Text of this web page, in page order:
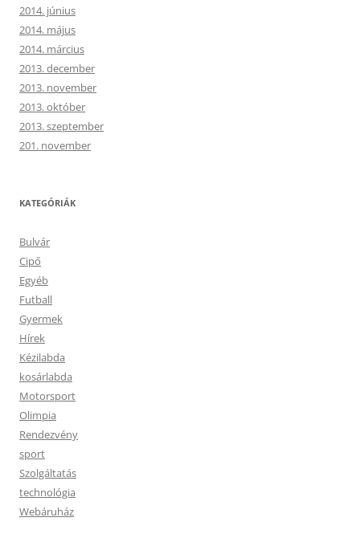
2014. június
2014. május
2014. március
2013. december
2013. november
2013. október
2013. szeptember
201. november
KATEGÓRIÁK
Bulvár
Cipő
Egyéb
Futball
Gyermek
Hírek
Kézilabda
kosárlabda
Motorsport
Olimpia
Rendezvény
sport
Szolgáltatás
technológia
Webáruház